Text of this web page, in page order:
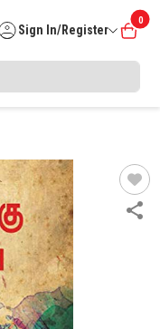
Sign In/Register
0